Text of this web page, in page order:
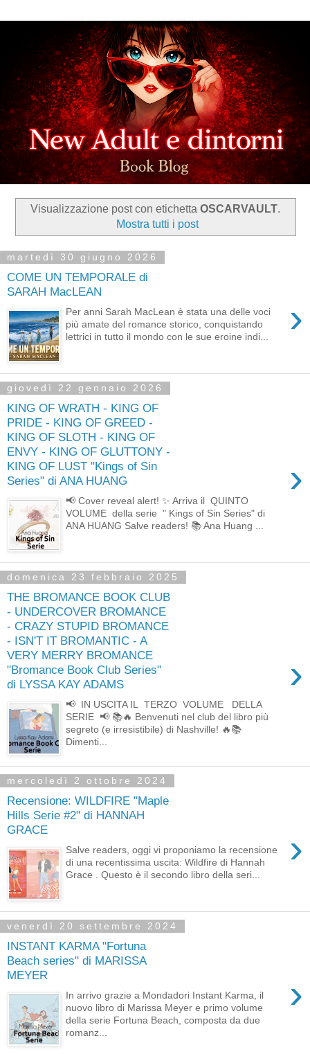
Visualizzazione post con etichetta OSCARVAULT.
Mostra tutti i post
martedì 30 giugno 2026
COME UN TEMPORALE di
SARAH MacLEAN
›
Per anni Sarah MacLean è stata una delle voci
più amate del romance storico, conquistando
lettrici in tutto il mondo con le sue eroine indi...
giovedì 22 gennaio 2026
KING OF WRATH - KING OF
PRIDE - KING OF GREED -
KING OF SLOTH - KING OF
ENVY - KING OF GLUTTONY -
KING OF LUST "Kings of Sin
Series" di ANA HUANG
›
📢 Cover reveal alert! ✨ Arriva il QUINTO
VOLUME della serie " Kings of Sin Series" di
ANA HUANG Salve readers! 📚 Ana Huang ...
domenica 23 febbraio 2025
THE BROMANCE BOOK CLUB
- UNDERCOVER BROMANCE
- CRAZY STUPID BROMANCE
- ISN'T IT BROMANTIC - A
VERY MERRY BROMANCE
"Bromance Book Club Series"
di LYSSA KAY ADAMS
›
📢 IN USCITA IL TERZO VOLUME DELLA
SERIE 📢 📚🔥 Benvenuti nel club del libro più
segreto (e irresistibile) di Nashville! 🔥📚
Dimenti...
mercoledì 2 ottobre 2024
Recensione: WILDFIRE "Maple
Hills Serie #2" di HANNAH
GRACE
›
Salve readers, oggi vi proponiamo la recensione
di una recentissima uscita: Wildfire di Hannah
Grace . Questo è il secondo libro della seri...
venerdì 20 settembre 2024
INSTANT KARMA "Fortuna
Beach series" di MARISSA
MEYER
›
In arrivo grazie a Mondadori Instant Karma, il
nuovo libro di Marissa Meyer e primo volume
della serie Fortuna Beach, composta da due
romanz...